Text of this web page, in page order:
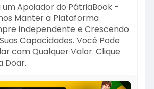
um Apoiador do PátriaBook -
Manter a Plataforma
Independente e Crescendo
Capacidades. Você Pode
com Qualquer Valor. Clique
Doar.